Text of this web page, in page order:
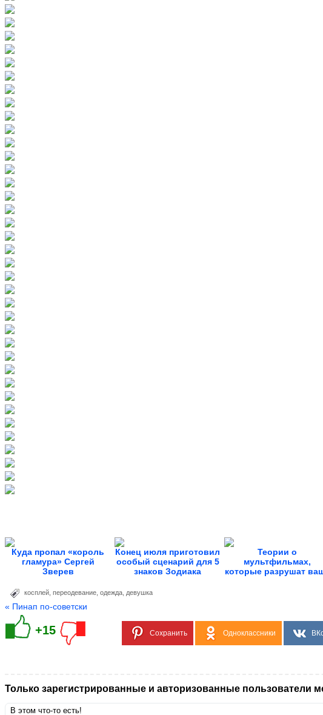
Куда пропал «король
гламура» Сергей
Зверев
Конец июля приготовил
особый сценарий для 5
знаков Зодиака
Теории о
мультфильмах,
которые разрушат
косплей переодевание одежда девушка
« Пинап по-советски
+15 Сохранить Одноклассники
Только зарегистрированные и авторизованные пользователи
В этом что-то есть!